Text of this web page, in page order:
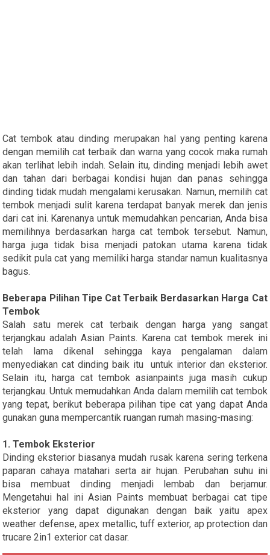
Cat tembok atau dinding merupakan hal yang penting karena
dengan memilih cat terbaik dan warna yang cocok maka rumah
akan terlihat lebih indah. Selain itu, dinding menjadi lebih awet
dan tahan dari berbagai kondisi hujan dan panas sehingga
dinding tidak mudah mengalami kerusakan. Namun, memilih cat
tembok menjadi sulit karena terdapat banyak merek dan jenis
dari cat ini. Karenanya untuk memudahkan pencarian, Anda bisa
memilihnya berdasarkan harga cat tembok tersebut. Namun,
harga juga tidak bisa menjadi patokan utama karena tidak
sedikit pula cat yang memiliki harga standar namun kualitasnya
bagus.
Beberapa Pilihan Tipe Cat Terbaik Berdasarkan Harga Cat
Tembok
Salah satu merek cat terbaik dengan harga yang sangat
terjangkau adalah Asian Paints. Karena cat tembok merek ini
telah lama dikenal sehingga kaya pengalaman dalam
menyediakan cat dinding baik itu untuk interior dan eksterior.
Selain itu, harga cat tembok asianpaints juga masih cukup
terjangkau. Untuk memudahkan Anda dalam memilih cat tembok
yang tepat, berikut beberapa pilihan tipe cat yang dapat Anda
gunakan guna mempercantik ruangan rumah masing-masing:
1. Tembok Eksterior
Dinding eksterior biasanya mudah rusak karena sering terkena
paparan cahaya matahari serta air hujan. Perubahan suhu ini
bisa membuat dinding menjadi lembab dan berjamur.
Mengetahui hal ini Asian Paints membuat berbagai cat tipe
eksterior yang dapat digunakan dengan baik yaitu apex
weather defense, apex metallic, tuff exterior, ap protection dan
trucare 2in1 exterior cat dasar.